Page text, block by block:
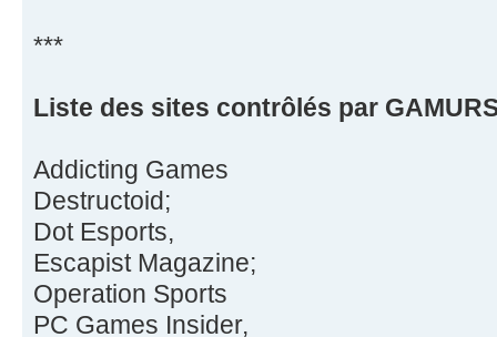
***
Liste des sites contrôlés par
Addicting Games
Destructoid;
Dot Esports,
Escapist Magazine;
Operation Sports
PC Games Insider,